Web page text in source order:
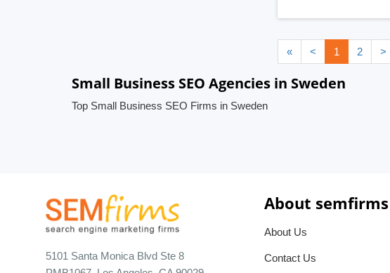
« < 1 2 >
Small Business SEO Agencies in Sweden
Top Small Business SEO Firms in Sweden
5101 Santa Monica Blvd Ste 8
About semfirms
About Us
Contact Us